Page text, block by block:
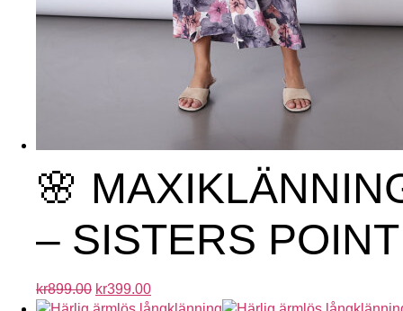
🌸
– SISTERS
kr899.00 kr399.00